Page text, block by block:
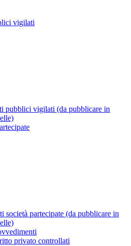
vigilati
pubblici vigilati (da pubblicare in
società partecipate (da pubblicare in
privato controllati